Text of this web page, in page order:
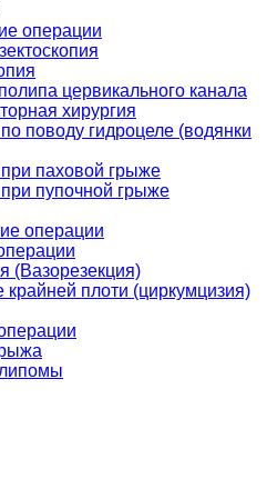
операции
цервикального канала
хирургия
поводу гидроцеле (водянки
паховой грыже
пупочной грыже
операции
(Вазорезекция)
крайней плоти (циркумцизия)